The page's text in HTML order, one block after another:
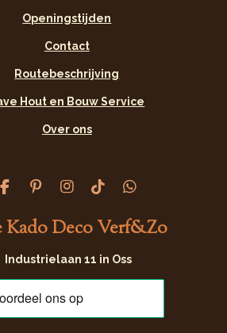
Openingstijden
Contact
Routebeschrijving
Hout en Bouw Service
Over ons
F
c
e
o
o
k
P
n
t
r
e
s
t
I
s
t
g
r
a
m
T
k
T
k
W
a
t
A
p
Kado Deco Verf&Zo
Industrielaan 11 in Oss